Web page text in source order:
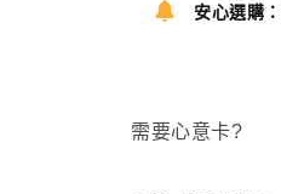
安心選購：
需要心意卡?